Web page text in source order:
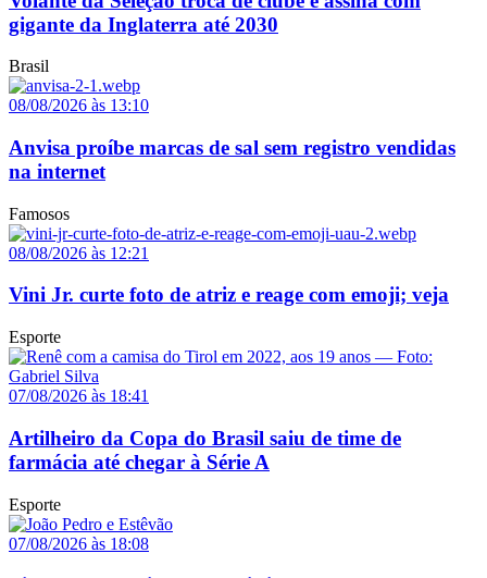
gigante da Inglaterra até 2030
Brasil
08/08/2026 às 13:10
Anvisa proíbe marcas de sal sem registro vendidas
na internet
Famosos
08/08/2026 às 12:21
Vini Jr. curte foto de atriz e reage com emoji; veja
Esporte
07/08/2026 às 18:41
Artilheiro da Copa do Brasil saiu de time de
farmácia até chegar à Série A
Esporte
07/08/2026 às 18:08